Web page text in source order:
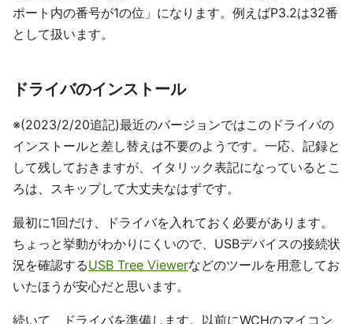
ポート内の番号が1の位」になります。例えばP3.2は32番
として扱います。
ドライバのインストール
※(2023/2/20追記)最近のバージョンではこのドライバの
インストールと差し替えは不要のようです。一応、記録と
して残しておきますが、イタリック表記になっているとこ
ろは、スキップして大丈夫なはずです。
最初に1回だけ、ドライバを入れておく必要があります。
ちょっと挙動がわかりにくいので、USBデバイスの接続状
況を確認するUSB Tree Viewerなどのツールを用意してお
いたほうが安心だと思います。
続いて、ドライバを準備します。以前にWCHのマイコン